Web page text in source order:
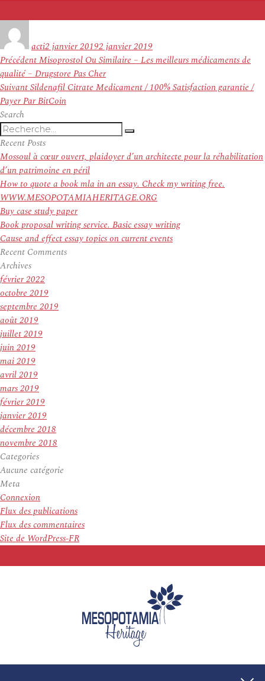
actile
2 janvier 20192 janvier 2019
Navigation
de
l’article
PrécédentArticle
précédent :
Misoprostol Ou Similaire – Les meilleurs médicaments de
qualité – Drugstore Pas Cher
SuivantArticle
suivant :
Sildenafil Citrate Medicament / 100% Satisfaction garantie /
Payer Par BitCoin
Search
Recherche
pour
:
Recherche
Recent Posts
Mossoul à cœur ouvert, plaidoyer d’un architecte pour la réhabilitation
d’un patrimoine en péril
How to quote a book mla in an essay. Check my writing free.
WWW.MESOPOTAMIAHERITAGE.ORG
Buy case study paper
Book proposal writing service. Basic essay writing
Cause and effect essay topics on current events
Recent Comments
Archives
février 2022
octobre 2019
septembre 2019
août 2019
juillet 2019
juin 2019
mai 2019
avril 2019
mars 2019
février 2019
janvier 2019
décembre 2018
novembre 2018
Categories
Aucune catégorie
Meta
Connexion
Flux des publications
Flux des commentaires
Site de WordPress-FR